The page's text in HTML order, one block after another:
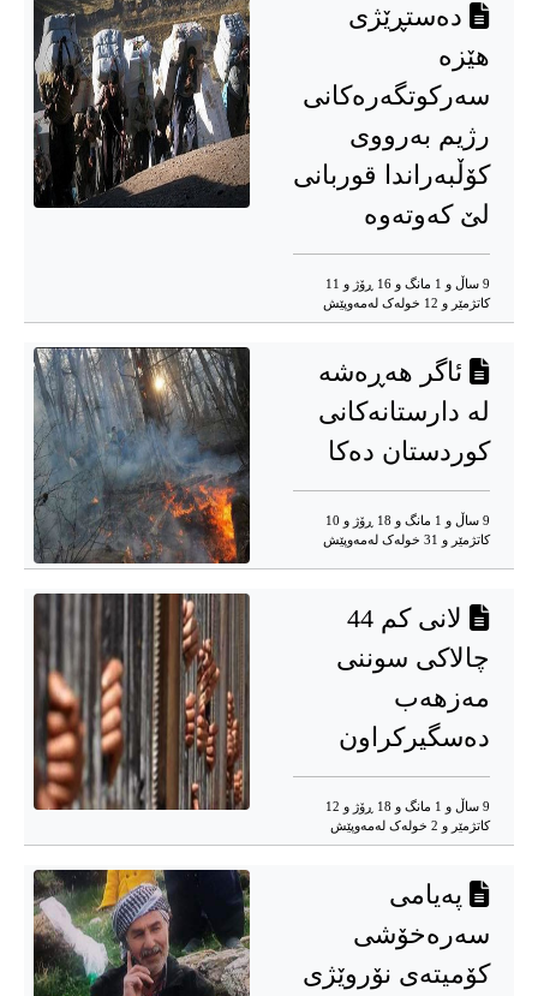
دەستڕێژی
هێزە
سەرکوتگەرەکانی
رژیم بەرووی
کۆڵبەراندا قوربانی
لێ کەوتەوە
9 ساڵ و 1 مانگ و 16 ڕۆژ و 11
کاتژمێر و 12 خوله‌ک له‌مه‌وپێش‌
ئاگر هەڕەشە
لە دارستانەکانی
کوردستان دەکا
9 ساڵ و 1 مانگ و 18 ڕۆژ و 10
کاتژمێر و 31 خوله‌ک له‌مه‌وپێش‌
لانی کم 44
چالاکی سوننی
مەزهەب
دەسگیرکراون
9 ساڵ و 1 مانگ و 18 ڕۆژ و 12
کاتژمێر و 2 خوله‌ک له‌مه‌وپێش‌
پەیامی
سەرەخۆشی
کۆمیتەی نۆروێژی